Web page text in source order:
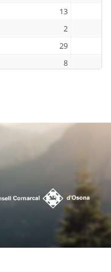
13
2
29
8
15
16
4
0